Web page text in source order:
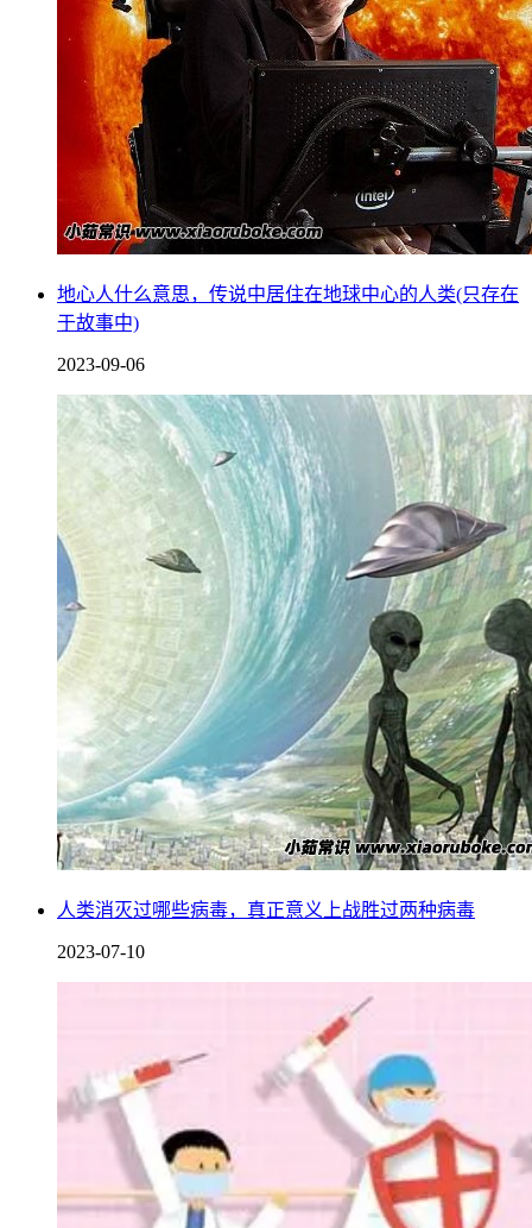
小行星带是一条位于火星和木星之间的区域，其中有大量的小
行星和彗星，人类也曾经登陆过小行星带上的一些小行星，其
中最著名的是日本的“隼鸟号”探测器，于2018年成功登陆了小
行星“龙宫”，并采集了样本带回地球。
5、太阳
地心人什么意思，传说中居住在地球中心的人类(只存在
于故事中)
2023-09-06
人类消灭过哪些病毒，真正意义上战胜过两种病毒
2023-07-10